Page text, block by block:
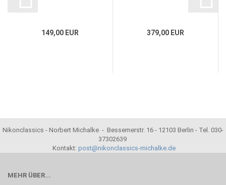
149,00 EUR 379,00 EUR
Nikonclassics - Norbert Michalke - Bessemerstr. 16 - 12103 Berlin - Tel. 030-
37302639
Kontakt: post@nikonclassics-michalke.de
MEHR ÜBER...